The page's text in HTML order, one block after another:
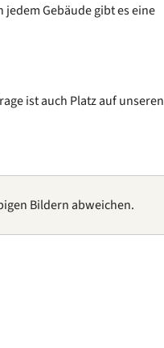
Gebäude gibt es eine
ist auch Platz auf unseren
Bildern abweichen.